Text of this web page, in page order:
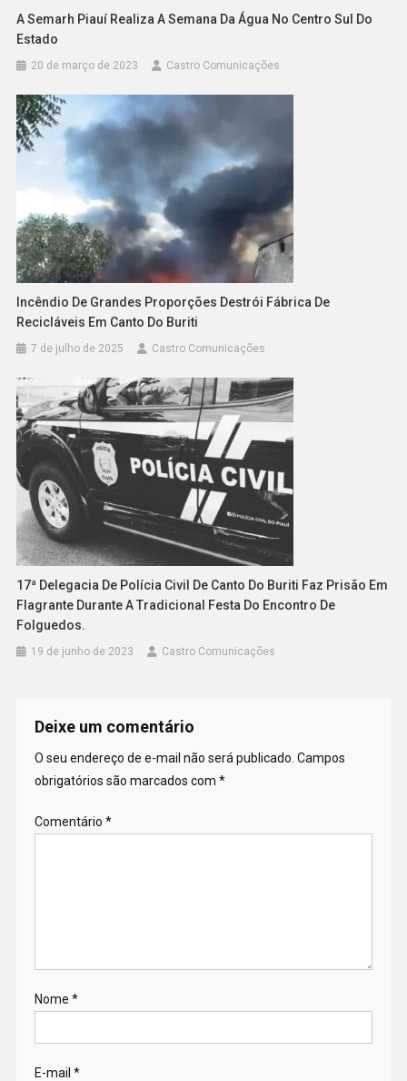
A Semarh Piauí Realiza A Semana Da Água No Centro Sul Do
Estado
20 de março de 2023 Castro Comunicações
Incêndio De Grandes Proporções Destrói Fábrica De
Recicláveis Em Canto Do Buriti
7 de julho de 2025 Castro Comunicações
17ª Delegacia De Polícia Civil De Canto Do Buriti Faz Prisão Em
Flagrante Durante A Tradicional Festa Do Encontro De
Folguedos.
19 de junho de 2023 Castro Comunicações
Deixe um comentário
O seu endereço de e-mail não será publicado. Campos
obrigatórios são marcados com *
Comentário *
Nome *
E-mail *